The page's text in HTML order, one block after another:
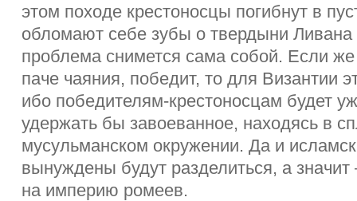
этом походе крестоносцы погибнут в
обломают себе зубы о твердыни
проблема снимется сама собой. Если
паче чаяния, победит, то для Византии
ибо победителям-крестоносцам будет
удержать бы завоеванное, находясь в
мусульманском окружении. Да и
вынуждены будут разделиться, а
на империю ромеев.